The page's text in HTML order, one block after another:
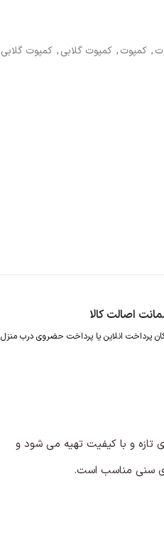
, کمپوت, کمپوت گلابی, کمپوت گلابی
اصالت کالا
پرداخت انلاین یا پرداخت حضروی درب منزل
های تازه و با کیفیت تهیه می شود و
سنی مناسب است.